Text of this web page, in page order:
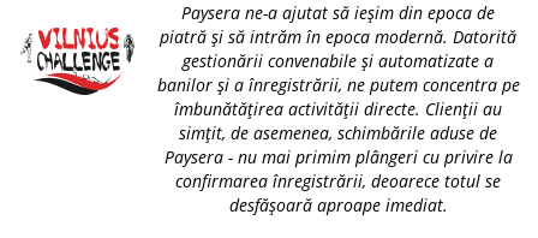
Paysera ne-a ajutat să ieșim din epoca de
piatră și să intrăm în epoca modernă. Datorită
gestionării convenabile și automatizate a
banilor și a înregistrării, ne putem concentra pe
îmbunătățirea activității directe. Clienții au
simțit, de asemenea, schimbările aduse de
Paysera - nu mai primim plângeri cu privire la
confirmarea înregistrării, deoarece totul se
desfășoară aproape imediat.